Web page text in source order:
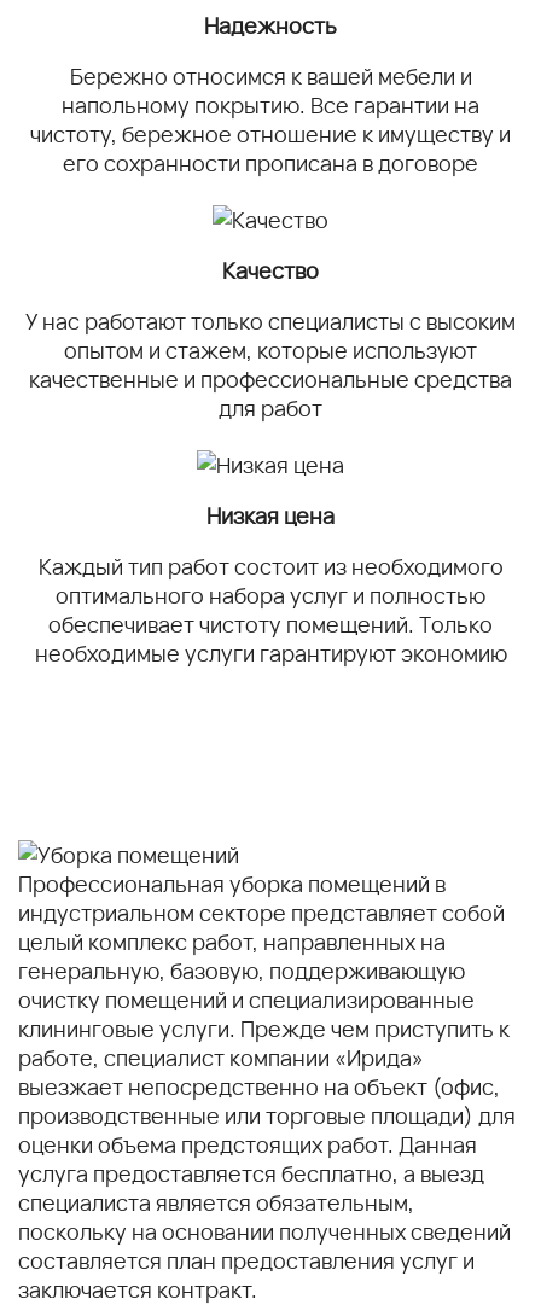
Надежность
Бережно относимся к вашей мебели и
напольному покрытию. Все гарантии на
чистоту, бережное отношение к имуществу и
его сохранности прописана в договоре
Качество
У нас работают только специалисты с высоким
опытом и стажем, которые используют
качественные и профессиональные средства
для работ
Низкая цена
Каждый тип работ состоит из необходимого
оптимального набора услуг и полностью
обеспечивает чистоту помещений. Только
необходимые услуги гарантируют экономию
Профессиональная уборка помещений в
индустриальном секторе представляет собой
целый комплекс работ, направленных на
генеральную, базовую, поддерживающую
очистку помещений и специализированные
клининговые услуги. Прежде чем приступить к
работе, специалист компании «Ирида»
выезжает непосредственно на объект (офис,
производственные или торговые площади) для
оценки объема предстоящих работ. Данная
услуга предоставляется бесплатно, а выезд
специалиста является обязательным,
поскольку на основании полученных сведений
составляется план предоставления услуг и
заключается контракт.